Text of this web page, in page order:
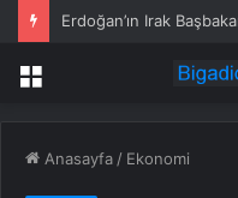
Menü
Anasayfa / Ekonomi